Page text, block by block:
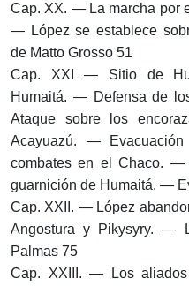
Cap. XX. — La marcha por
— López se establece
de Matto Grosso 51
Cap. XXI — Sitio de
Humaitá. — Defensa de
Ataque sobre los
Acayuazú. —
combates en el Chaco.
guarnición de Humaitá. —
Cap. XXII. — López
Angostura y Pikysyry. —
Palmas 75
Cap. XXIII. — Los